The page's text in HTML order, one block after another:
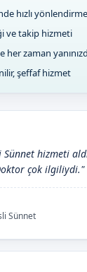
hızlı yönlendirme
ve takip hizmeti
her zaman
şeffaf hizmet
hizmeti
çok ilgiliydi."
Sünnet